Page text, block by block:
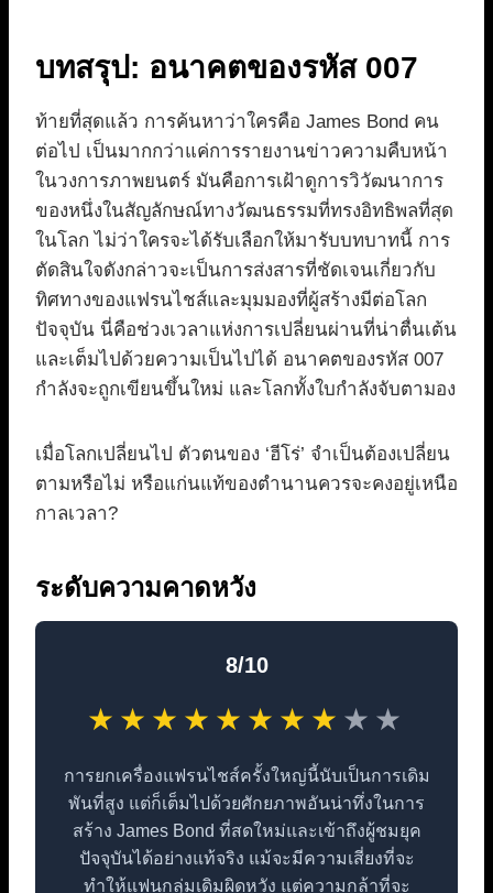
บทสรุป: อนาคตของรหัส 007
ท้ายที่สุดแล้ว การค้นหาว่าใครคือ James Bond คน
ต่อไป เป็นมากกว่าแค่การรายงานข่าวความคืบหน้า
ในวงการภาพยนตร์ มันคือการเฝ้าดูการวิวัฒนาการ
ของหนึ่งในสัญลักษณ์ทางวัฒนธรรมที่ทรงอิทธิพลที่สุด
ในโลก ไม่ว่าใครจะได้รับเลือกให้มารับบทบาทนี้ การ
ตัดสินใจดังกล่าวจะเป็นการส่งสารที่ชัดเจนเกี่ยวกับ
ทิศทางของแฟรนไชส์และมุมมองที่ผู้สร้างมีต่อโลก
ปัจจุบัน นี่คือช่วงเวลาแห่งการเปลี่ยนผ่านที่น่าตื่นเต้น
และเต็มไปด้วยความเป็นไปได้ อนาคตของรหัส 007
กำลังจะถูกเขียนขึ้นใหม่ และโลกทั้งใบกำลังจับตามอง
เมื่อโลกเปลี่ยนไป ตัวตนของ ‘ฮีโร่’ จำเป็นต้องเปลี่ยน
ตามหรือไม่ หรือแก่นแท้ของตำนานควรจะคงอยู่เหนือ
กาลเวลา?
ระดับความคาดหวัง
8/10
★ ★ ★ ★ ★ ★ ★ ★ ★ ★
การยกเครื่องแฟรนไชส์ครั้งใหญ่นี้นับเป็นการเดิม
พันที่สูง แต่ก็เต็มไปด้วยศักยภาพอันน่าทึ่งในการ
สร้าง James Bond ที่สดใหม่และเข้าถึงผู้ชมยุค
ปัจจุบันได้อย่างแท้จริง แม้จะมีความเสี่ยงที่จะ
ทำให้แฟนกลุ่มเดิมผิดหวัง แต่ความกล้าที่จะ